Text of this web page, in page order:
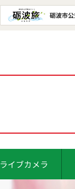
ライブカメラ